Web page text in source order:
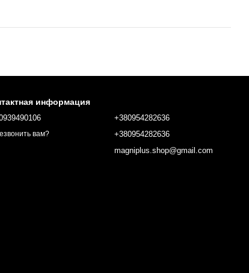
информация
вам?
+380954282636
+380954282636
magniplus.shop@gmail.com